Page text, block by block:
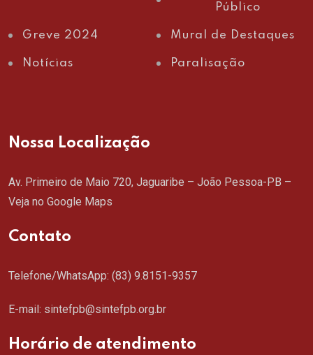
Público
Greve 2024 Mural de Destaques
Notícias Paralisação
Nossa Localização
Av. Primeiro de Maio 720, Jaguaribe – João Pessoa-PB –
Veja no Google Maps
Contato
Telefone/WhatsApp: (83) 9.8151-9357
E-mail: sintefpb@sintefpb.org.br
Horário de atendimento